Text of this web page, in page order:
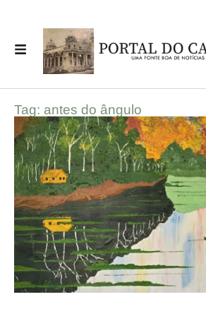
Tag: antes do ângulo